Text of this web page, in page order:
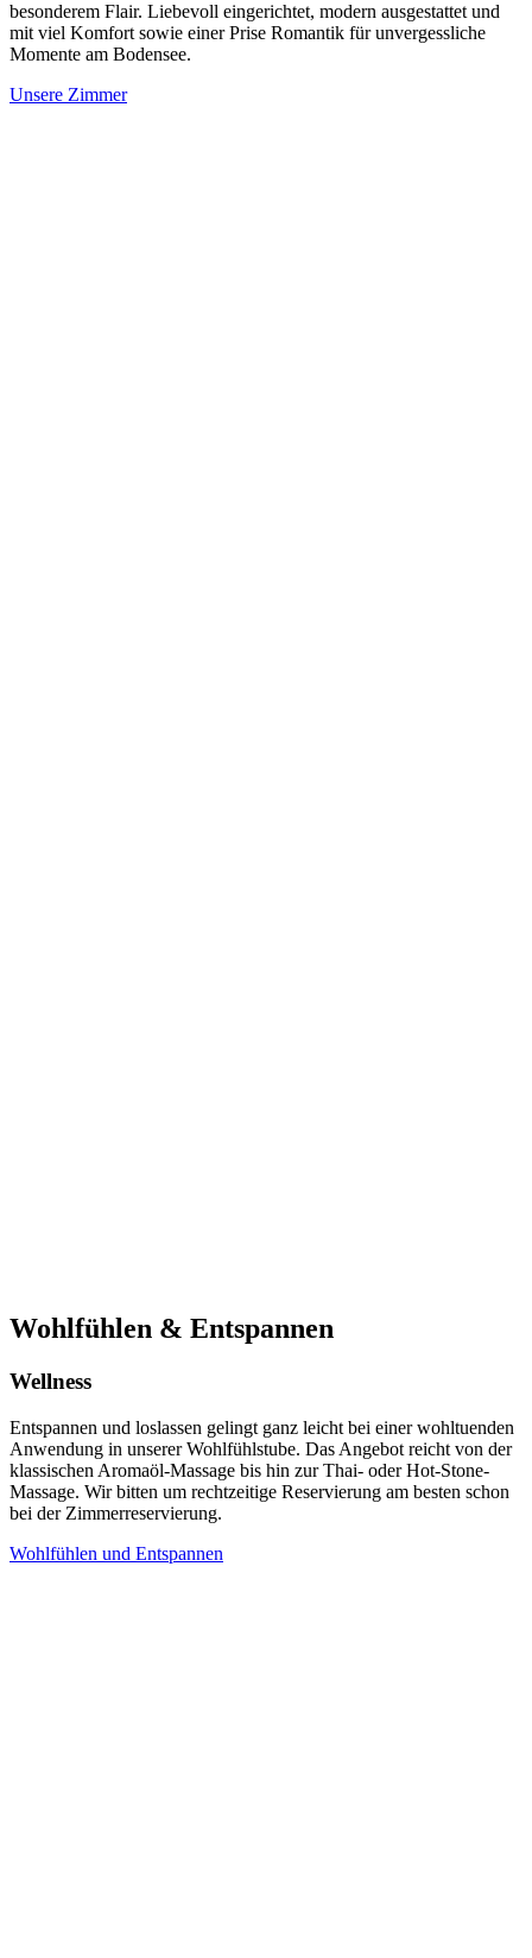
besonderem Flair. Liebevoll eingerichtet, modern ausgestattet und
mit viel Komfort sowie einer Prise Romantik für unvergessliche
Momente am Bodensee.
Unsere Zimmer
Wohlfühlen & Entspannen
Wellness
Entspannen und loslassen gelingt ganz leicht bei einer wohltuenden
Anwendung in unserer Wohlfühlstube. Das Angebot reicht von der
klassischen Aromaöl-Massage bis hin zur Thai- oder Hot-Stone-
Massage. Wir bitten um rechtzeitige Reservierung am besten schon
bei der Zimmerreservierung.
Wohlfühlen und Entspannen